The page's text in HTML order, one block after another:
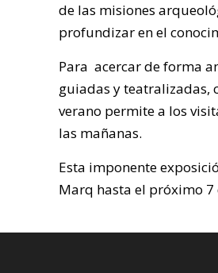
de las misiones
profundizar en el
Para acercar de forma
guiadas y teatralizadas,
verano permite a los
las mañanas.
Esta imponente
Marq hasta el próximo 7